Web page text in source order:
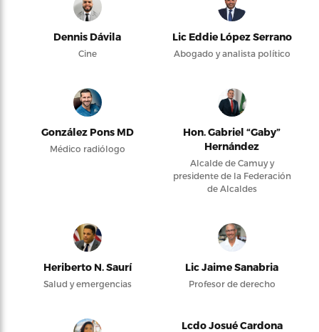
Dennis Dávila
Cine
Lic Eddie López Serrano
Abogado y analista político
González Pons MD
Médico radiólogo
Hon. Gabriel “Gaby”
Hernández
Alcalde de Camuy y
presidente de la Federación
de Alcaldes
Heriberto N. Saurí
Salud y emergencias
Lic Jaime Sanabria
Profesor de derecho
Lcdo Josué Cardona